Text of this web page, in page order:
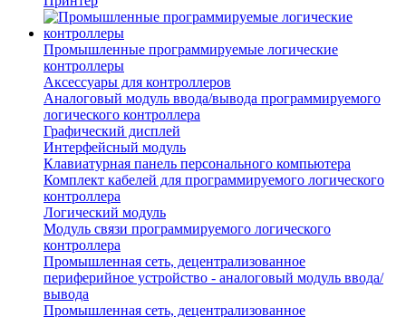
Промышленные программируемые логические
контроллеры
Аксессуары для контроллеров
Аналоговый модуль ввода/вывода программируемого
логического контроллера
Графический дисплей
Интерфейсный модуль
Клавиатурная панель персонального компьютера
Комплект кабелей для программируемого логического
контроллера
Логический модуль
Модуль связи программируемого логического
контроллера
Промышленная сеть, децентрализованное
периферийное устройство - аналоговый модуль ввода/
вывода
Промышленная сеть, децентрализованное